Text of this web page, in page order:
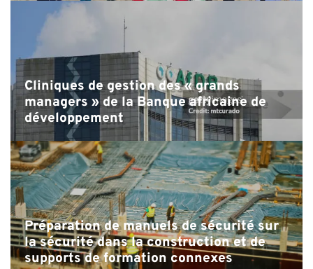
Cliniques de gestion des « grands
managers » de la Banque africaine de
développement
Préparation de manuels de sécurité sur
la sécurité dans la construction et de
supports de formation connexes